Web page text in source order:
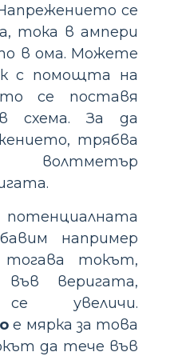
се
тока в ампери
в ома. Можете
с помощта на
се поставя
в схема. За да
трябва
волтметър
например
тогава токът,
веригата,
увеличи.
е мярка за това
да тече във